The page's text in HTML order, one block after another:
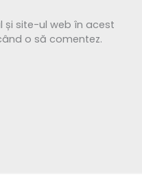
și site-ul web în acest
o să comentez.